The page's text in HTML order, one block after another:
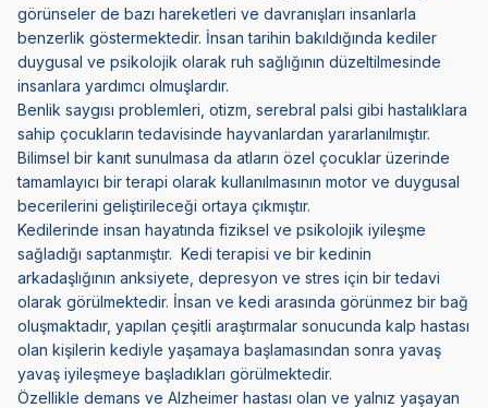
görünseler de bazı hareketleri ve davranışları insanlarla
benzerlik göstermektedir. İnsan tarihin bakıldığında kediler
duygusal ve psikolojik olarak ruh sağlığının düzeltilmesinde
insanlara yardımcı olmuşlardır.
Benlik saygısı problemleri, otizm, serebral palsi gibi hastalıklara
sahip çocukların tedavisinde hayvanlardan yararlanılmıştır.
Bilimsel bir kanıt sunulmasa da atların özel çocuklar üzerinde
tamamlayıcı bir terapi olarak kullanılmasının motor ve duygusal
becerilerini geliştirileceği ortaya çıkmıştır.
Kedilerinde insan hayatında fiziksel ve psikolojik iyileşme
sağladığı saptanmıştır. Kedi terapisi ve bir kedinin
arkadaşlığının anksiyete, depresyon ve stres için bir tedavi
olarak görülmektedir. İnsan ve kedi arasında görünmez bir bağ
oluşmaktadır, yapılan çeşitli araştırmalar sonucunda kalp hastası
olan kişilerin kediyle yaşamaya başlamasından sonra yavaş
yavaş iyileşmeye başladıkları görülmektedir.
Özellikle demans ve Alzheimer hastası olan ve yalnız yaşayan